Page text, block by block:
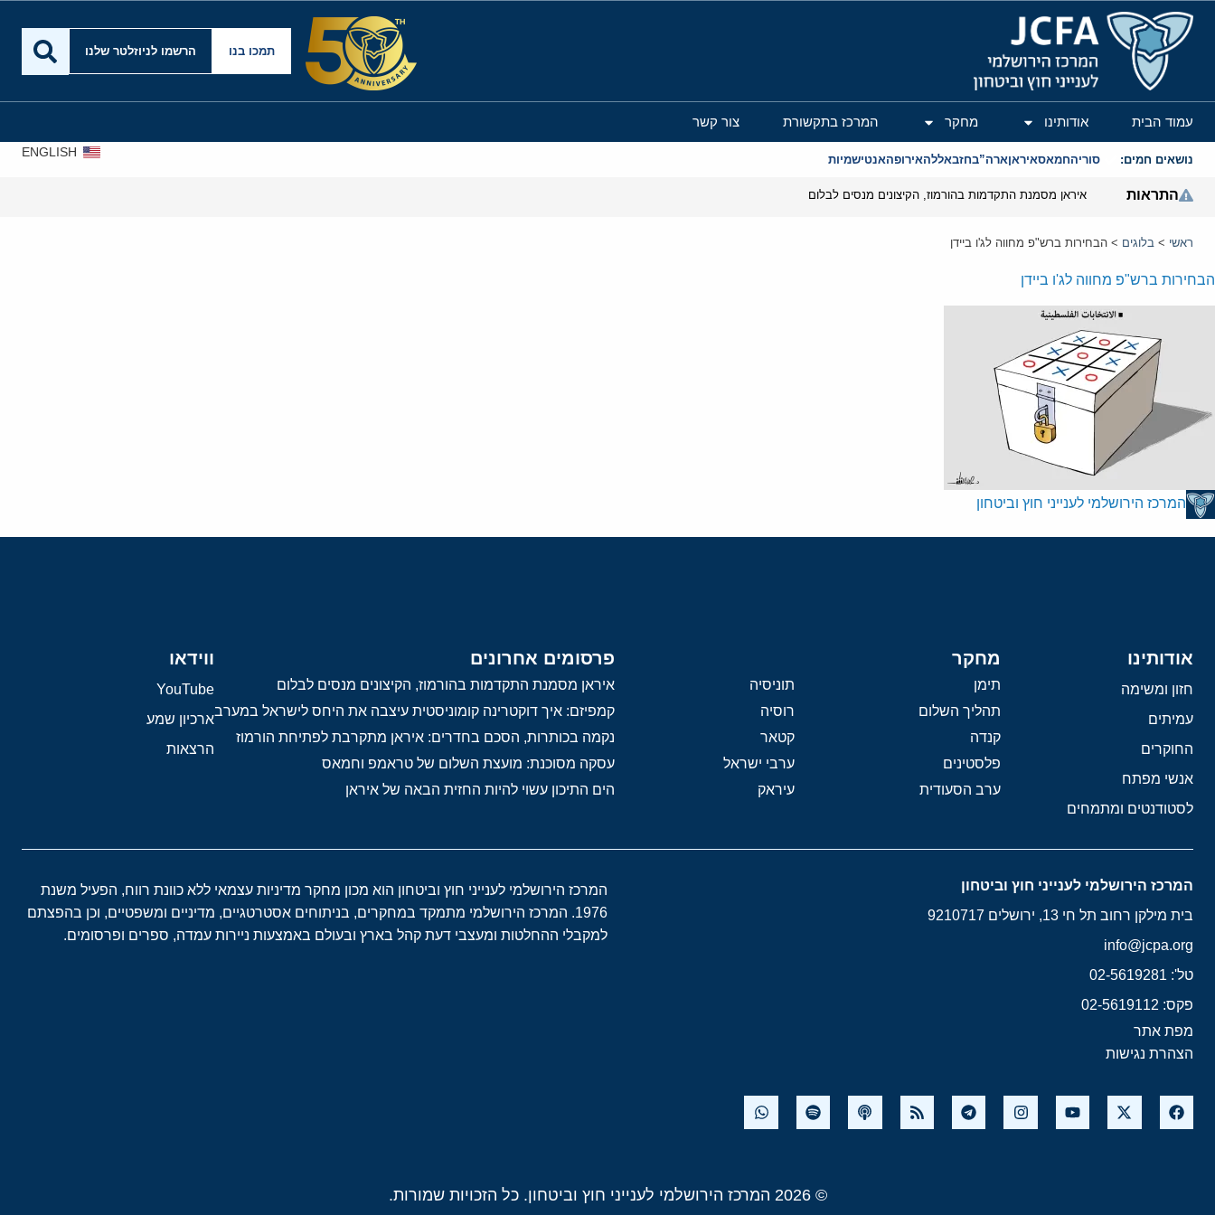
המרכז הירושלמי לענייני חוץ וביטחון
תמכו בנו הרשמו לניוזלטר שלנו
עמוד הבית אודותינו מחקר המרכז בתקשורת צור קשר
נושאים חמים: סוריהחמאסאיראןארה”בחזבאללהאירופהאנטישמיות
ENGLISH
התראות איראן מסמנת התקדמות בהורמוז, הקיצונים מנסים לבלום
ראשי > בלוגים > הבחירות ברש"פ מחווה לג'ו ביידן
הבחירות ברש"פ מחווה לג'ו ביידן
המרכז הירושלמי לענייני חוץ וביטחון
אודותינו
חזון ומשימה
עמיתים
החוקרים
אנשי מפתח
לסטודנטים ומתמחים
מחקר
תימן
תוניסיה
תהליך השלום
רוסיה
קנדה
קטאר
פלסטינים
ערבי ישראל
ערב הסעודית
עיראק
פרסומים אחרונים
איראן מסמנת התקדמות בהורמוז, הקיצונים מנסים לבלום
קמפיזם: איך דוקטרינה קומוניסטית עיצבה את היחס לישראל במערב
נקמה בכותרות, הסכם בחדרים: איראן מתקרבת לפתיחת הורמוז
עסקה מסוכנת: מועצת השלום של טראמפ וחמאס
הים התיכון עשוי להיות החזית הבאה של איראן
ווידאו
YouTube
ארכיון שמע
הרצאות
המרכז הירושלמי לענייני חוץ וביטחון
בית מילקן רחוב תל חי 13, ירושלים 9210717
info@jcpa.org
טל': 02-5619281
פקס: 02-5619112
מפת אתר
הצהרת נגישות
המרכז הירושלמי לענייני חוץ וביטחון הוא מכון מחקר מדיניות עצמאי ללא כוונת רווח, הפעיל משנת
1976. המרכז הירושלמי מתמקד במחקרים, בניתוחים אסטרטגיים, מדיניים ומשפטיים, וכן בהפצתם
למקבלי ההחלטות ומעצבי דעת קהל בארץ ובעולם באמצעות ניירות עמדה, ספרים ופרסומים.
© 2026 המרכז הירושלמי לענייני חוץ וביטחון. כל הזכויות שמורות.